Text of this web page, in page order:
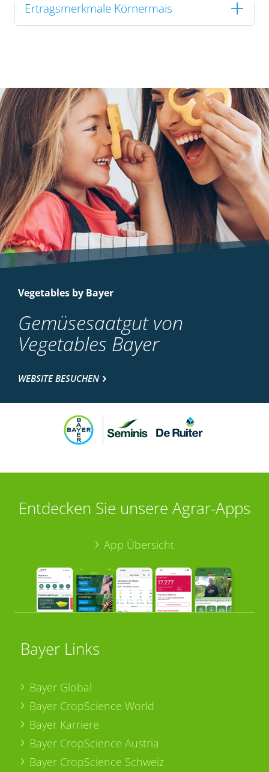
Ertragsmerkmale Körnermais
Vegetables by Bayer
Gemüsesaatgut von
Vegetables Bayer
WEBSITE BESUCHEN
Entdecken Sie unsere Agrar-Apps
App Übersicht
Bayer Links
Bayer Global
Bayer CropScience World
Bayer Karriere
Bayer CropScience Austria
Bayer CropScience Schweiz